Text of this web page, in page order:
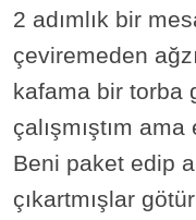
2 adımlık bir
çeviremeden
kafama bir torba
çalışmıştım
Beni paket edip
çıkartmışlar